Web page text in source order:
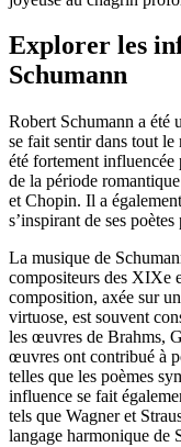
Explorer les
Schumann
Robert Schumann a été
se fait sentir dans tout
été fortement influencée
de la période
et Chopin. Il a
s’inspirant de ses
La musique de
compositeurs des XIXe
composition, axée sur
virtuose, est souvent
les œuvres de Brahms,
œuvres ont contribué à
telles que les poèmes
influence se fait
tels que Wagner et
langage harmonique de